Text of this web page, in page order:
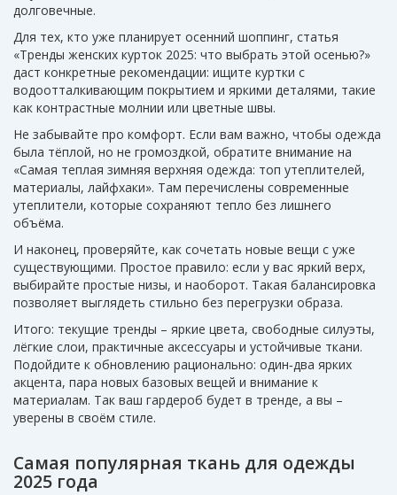
долговечные.
Для тех, кто уже планирует осенний шоппинг, статья
«Тренды женских курток 2025: что выбрать этой осенью?»
даст конкретные рекомендации: ищите куртки с
водоотталкивающим покрытием и яркими деталями, такие
как контрастные молнии или цветные швы.
Не забывайте про комфорт. Если вам важно, чтобы одежда
была тёплой, но не громоздкой, обратите внимание на
«Самая теплая зимняя верхняя одежда: топ утеплителей,
материалы, лайфхаки». Там перечислены современные
утеплители, которые сохраняют тепло без лишнего
объёма.
И наконец, проверяйте, как сочетать новые вещи с уже
существующими. Простое правило: если у вас яркий верх,
выбирайте простые низы, и наоборот. Такая балансировка
позволяет выглядеть стильно без перегрузки образа.
Итого: текущие тренды – яркие цвета, свободные силуэты,
лёгкие слои, практичные аксессуары и устойчивые ткани.
Подойдите к обновлению рационально: один‑два ярких
акцента, пара новых базовых вещей и внимание к
материалам. Так ваш гардероб будет в тренде, а вы –
уверены в своём стиле.
Самая популярная ткань для одежды
2025 года